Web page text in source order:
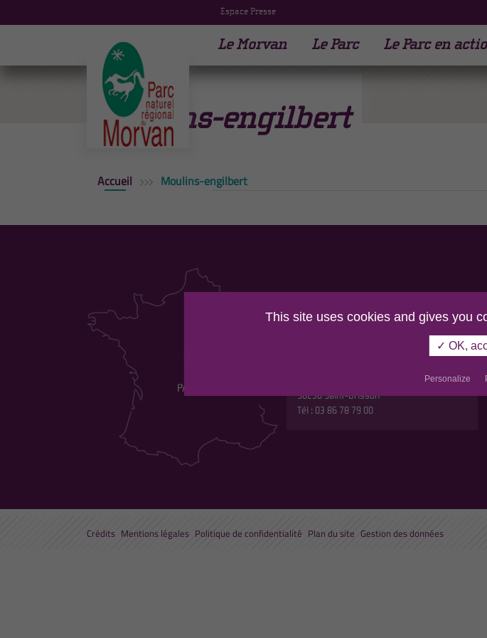
Espace Presse
Le Morvan Le Parc Le Parc en
Moulins-engilbert
Accueil Moulins-engilbert
PARC NATUREL REGIONAL
58230 Saint-Brisson
Tél : 03 86 78 79 00
Crédits Mentions légales Politique de confidentialité Plan du site Gestion des données
This site uses cookies and gives you
✓ OK,
Personalize